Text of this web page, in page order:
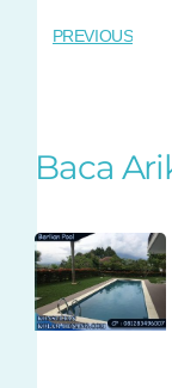
PREVIOUS
Baca